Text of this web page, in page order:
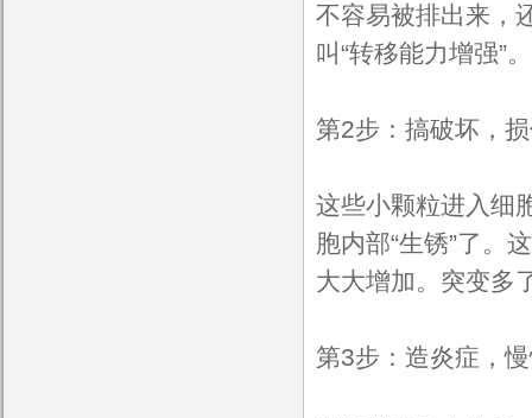
不容易被排出来，
叫“转移能力增强”。
第2步：搞破坏，
这些小颗粒进入细
胞内部“生锈”了。
大大增加。突变多
第3步：造炎症，